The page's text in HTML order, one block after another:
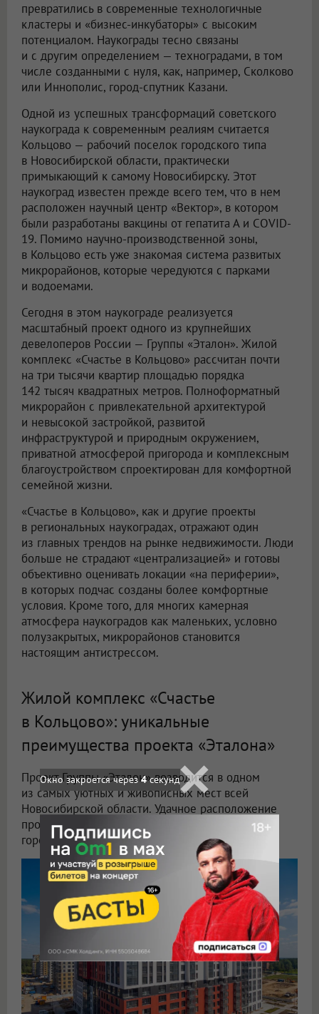
превратились в современные технологичные
кластеры и «бизнес-инкубаторы» с высоким
потенциалом. Наукограды тесно связаны
и с другим определением — техноградами, в том
числе созданными с нуля, как, например, Сколково
или Иннополис, город-спутник Казани.
Одной из успешных трансформаций советского
наукограда к современным реалиям считается
Кольцово — рабочий поселок городского типа
в Новосибирской области, практически
примыкающий к самому Новосибирску. Этот
наукоград известен прежде всего тем, что в нем
расположен научный центр «Вектор», в котором
были разработаны вакцины от гепатита А и COVID-
19. Помимо научно-производственной зоны,
в Кольцово есть уже знакомая система развитых
микрорайонов, которые чередуются с парками
и водоемами.
Сегодня в этом наукограде реализуется
масштабный проект одного из крупнейших
девелоперов России — Группы «Эталон». Жилой
комплекс «Счастье в Кольцово» рассчитан почти
на три тысячи квартир площадью порядка
142 тысяч квадратных метров. Полноформатный
микрорайон с привлекательной архитектурой
и невысокой застройкой, развитой
инфраструктурой и природным окружением,
приватной атмосферой пригорода и комплексным
благоустройством спроектирован для комфортной
семейной жизни.
«Счастье в Кольцово», как и другие проекты
в региональных наукоградах, отражают один
из главных трендов на рынке недвижимости. Люди
больше не страдают «централизацией» и готовы
объективно оценивать локации «на периферии»,
в которых подчас созданы более комфортные
условия. Кроме того, для многих камерная
атмосфера наукоградов как маленьких, условно
полузакрытых, микрорайонов становится
настоящим антистрессом.
Жилой комплекс «Счастье
в Кольцово»: уникальные
преимущества проекта «Эталона»
Проект Группы «Эталон» возводится в одном
из самых уютных и живописных мест всей
Новосибирской области. Удачное расположение
проекта позволяет ему сочетать преимущества
городской среды и загородной жизни.
Окно закроется через2секунд